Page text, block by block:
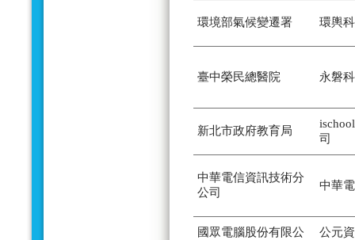
環境部氣候變遷署 環輿
臺中榮民總醫院 永磐
新北市政府教育局
司
中華電信資訊技術分
公司
中華
國眾電腦股份有限公
公元